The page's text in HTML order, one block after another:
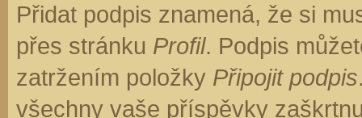
Přidat podpis znamená, že si
přes stránku Profil. Podpis
zatržením položky Připojit podpis
všechny vaše příspěvky